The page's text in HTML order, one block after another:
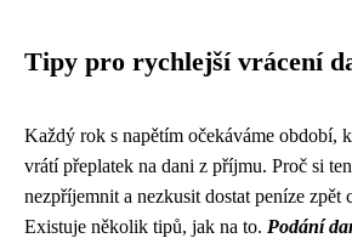
Tipy pro rychlejší vrácení
Každý rok s napětím očekáváme období,
vrátí přeplatek na dani z příjmu. Proč si
nezpříjemnit a nezkusit dostat peníze zpět
Existuje několik tipů, jak na to. Podání